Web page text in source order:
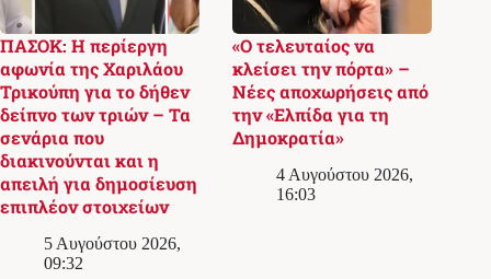
ΠΑΣΟΚ: Η περίεργη
αφωνία της Χαριλάου
Τρικούπη για το δήθεν
δείπνο των τριών – Τα
σενάρια που
διακινούνται και η
απειλή για δημοσίευση
επιπλέον στοιχείων
5 Αυγούστου 2026,
09:32
«Ο τελευταίος να
κλείσει την πόρτα» –
Νέες αποχωρήσεις από
την «Ελπίδα για τη
Δημοκρατία»
4 Αυγούστου 2026,
16:03